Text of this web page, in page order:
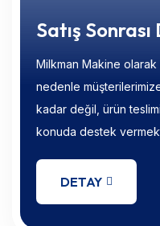
Satış
Milkman Makine
nedenle
kadar değil, ürün
konuda destek
DETAY